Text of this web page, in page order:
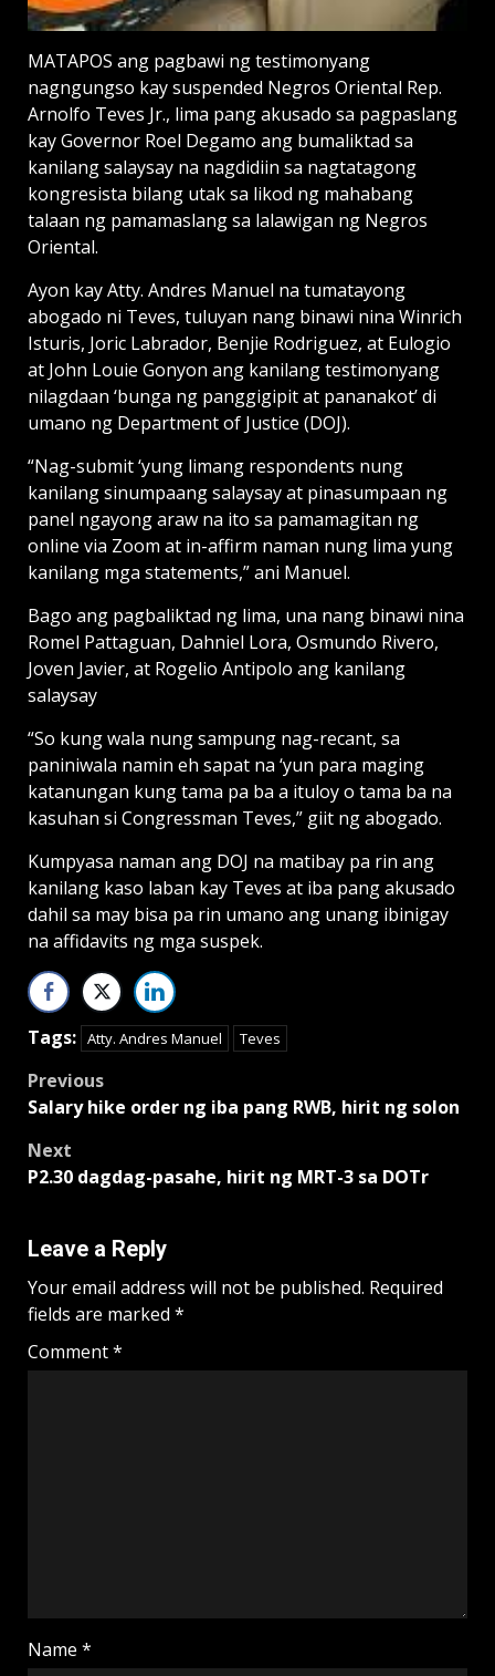
MATAPOS ang pagbawi ng testimonyang
nagngungso kay suspended Negros Oriental Rep.
Arnolfo Teves Jr., lima pang akusado sa pagpaslang
kay Governor Roel Degamo ang bumaliktad sa
kanilang salaysay na nagdidiin sa nagtatagong
kongresista bilang utak sa likod ng mahabang
talaan ng pamamaslang sa lalawigan ng Negros
Oriental.
Ayon kay Atty. Andres Manuel na tumatayong
abogado ni Teves, tuluyan nang binawi nina Winrich
Isturis, Joric Labrador, Benjie Rodriguez, at Eulogio
at John Louie Gonyon ang kanilang testimonyang
nilagdaan ‘bunga ng panggigipit at pananakot’ di
umano ng Department of Justice (DOJ).
“Nag-submit ‘yung limang respondents nung
kanilang sinumpaang salaysay at pinasum­paan ng
panel ngayong araw na ito sa pamamagitan ng
online via Zoom at in-affirm naman nung lima yung
kanilang mga statements,” ani Manuel.
Bago ang pagbaliktad ng lima, una nang binawi nina
Romel Pattaguan, Dahniel Lora, Osmundo Rivero,
Joven Javier, at Rogelio Antipolo ang kanilang
salaysay
“So kung wala nung sampung nag-recant, sa
paniniwala namin eh sapat na ‘yun para ma­ging
katanungan kung tama pa ba a ituloy o tama ba na
kasuhan si Congressman Teves,” giit ng abogado.
Kumpyasa naman ang DOJ na matibay pa rin ang
kanilang kaso laban kay Teves at iba pang akusado
dahil sa may bisa pa rin umano ang unang ibinigay
na affidavits ng mga suspek.
Tags: Atty. Andres Manuel Teves
Post
navigation
Previous
Salary hike order ng iba pang RWB, hirit ng solon
Next
P2.30 dagdag-pasahe, hirit ng MRT-3 sa DOTr
Leave a Reply
Your email address will not be published. Required
fields are marked *
Comment*
Name *